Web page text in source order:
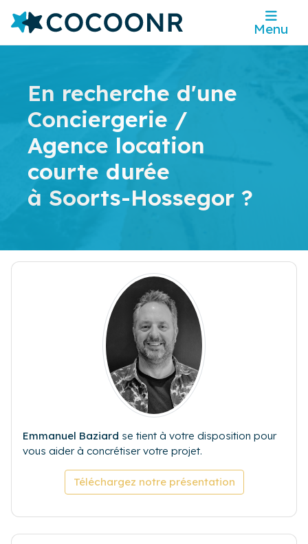
Menu
En recherche d'une
Conciergerie /
Agence location
courte durée
à Soorts-Hossegor ?
Emmanuel Baziard se tient à votre disposition pour
vous aider à concrétiser votre projet.
Téléchargez notre présentation